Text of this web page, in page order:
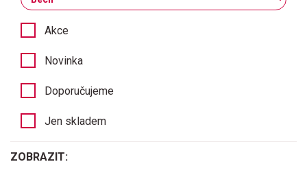
Akce
Novinka
Doporučujeme
Jen skladem
ZOBRAZIT: